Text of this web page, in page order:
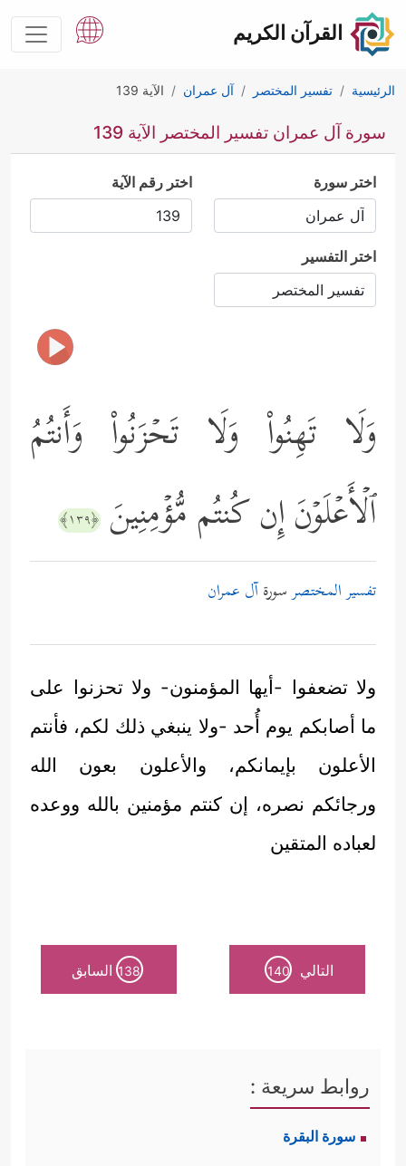
القرآن الكريم
الرئيسية تفسير المختصر آل عمران الآية 139
سورة آل عمران تفسير المختصر الآية 139
اختر سورة اختر رقم الآية
اختر التفسير
وَلَا تَهِنُواْ وَلَا تَحۡزَنُواْ وَأَنتُمُ
ٱلۡأَعۡلَوۡنَ إِن كُنتُم مُّؤۡمِنِینَ ﴿١٣٩﴾
تفسير المختصرسورةآل عمران
ولا تضعفوا -أيها المؤمنون- ولا تحزنوا على
ما أصابكم يوم أُحد -ولا ينبغي ذلك لكم، فأنتم
الأعلون بإيمانكم، والأعلون بعون الله
ورجائكم نصره، إن كنتم مؤمنين بالله ووعده
لعباده المتقين
التالي 140
138 السابق
روابط سريعة :
سورة البقرة